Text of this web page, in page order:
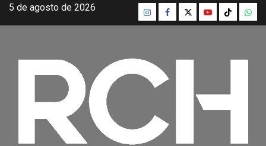
Saltar
5 de agosto de 2026 InstagramFacebook
TwitterYoutubeTikTok